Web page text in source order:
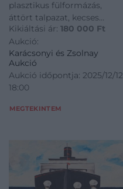
plasztikus fülformázás,
áttört talpazat, kecses
formakorongozás, orientális
motívumokkal díszfestve,
1885-1890
Kikiáltási ár: 180 000 Ft
Aukció:
Karácsonyi és Zsolnay
Aukció
Aukció időpontja: 2025/12/12
18:00
MEGTEKINTEM